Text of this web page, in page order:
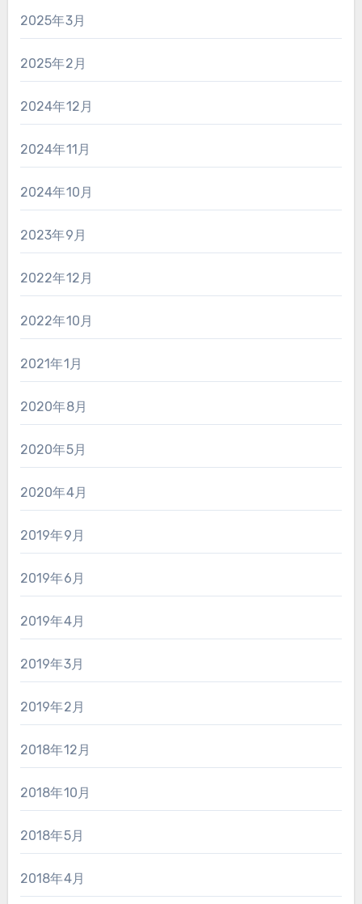
2025年3月
2025年2月
2024年12月
2024年11月
2024年10月
2023年9月
2022年12月
2022年10月
2021年1月
2020年8月
2020年5月
2020年4月
2019年9月
2019年6月
2019年4月
2019年3月
2019年2月
2018年12月
2018年10月
2018年5月
2018年4月